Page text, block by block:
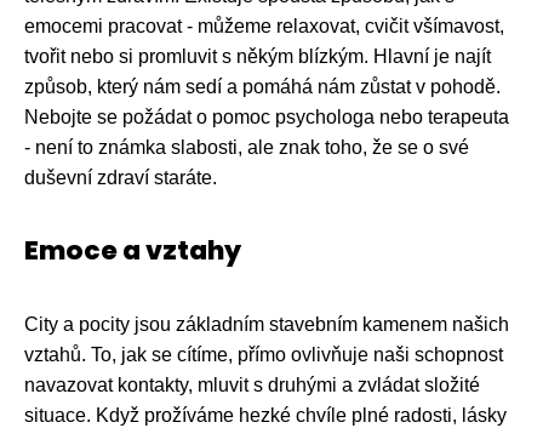
emocemi pracovat - můžeme relaxovat, cvičit všímavost,
tvořit nebo si promluvit s někým blízkým. Hlavní je najít
způsob, který nám sedí a pomáhá nám zůstat v pohodě.
Nebojte se požádat o pomoc psychologa nebo terapeuta
- není to známka slabosti, ale znak toho, že se o své
duševní zdraví staráte.
Emoce a vztahy
City a pocity jsou základním stavebním kamenem našich
vztahů. To, jak se cítíme, přímo ovlivňuje naši schopnost
navazovat kontakty, mluvit s druhými a zvládat složité
situace. Když prožíváme hezké chvíle plné radosti, lásky